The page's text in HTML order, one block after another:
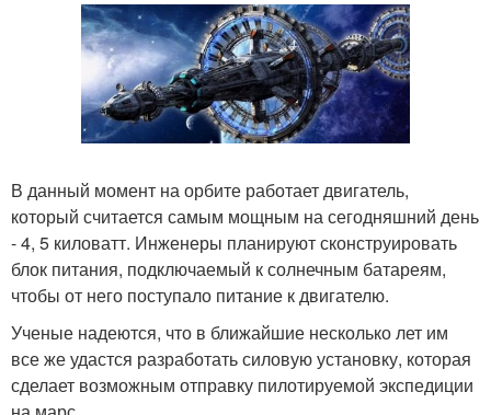
В данный момент на орбите работает двигатель,
который считается самым мощным на сегодняшний день
- 4, 5 киловатт. Инженеры планируют сконструировать
блок питания, подключаемый к солнечным батареям,
чтобы от него поступало питание к двигателю.
Ученые надеются, что в ближайшие несколько лет им
все же удастся разработать силовую установку, которая
сделает возможным отправку пилотируемой экспедиции